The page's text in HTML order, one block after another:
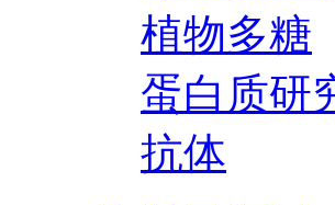
植物多糖
蛋白质研
抗体